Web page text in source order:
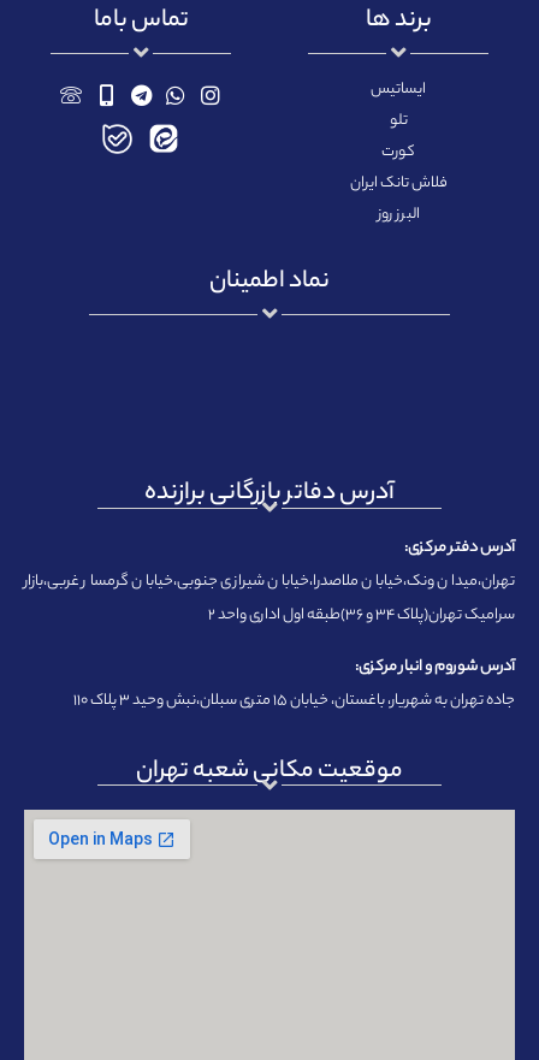
برند ها
ایساتیس
تلو
کورت
فلاش تانک ایران
البرز روز
تماس باما
نماد اطمینان
آدرس دفاتر بازرگانی برازنده
آدرس دفتر مرکزی:
تهران،میدان ونک،خیابان ملاصدرا،خیابان شیرازی جنوبی،خیابان گرمسار غربی،بازار
سرامیک تهران(پلاک ۳۴ و ۳۶)طبقه اول اداری واحد ۲
آدرس شوروم و انبار مرکزی:
جاده تهران به شهریار، باغستان، خیابان ۱۵ متری سبلان،نبش وحید ۳ پلاک ۱۱۰
موقعیت مکانی شعبه تهران